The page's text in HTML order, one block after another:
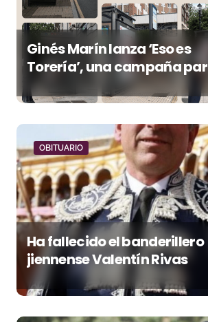
Ginés Marín lanza ‘Eso es
Torería’, una campaña
reivindicar los valores del
toreo más allá del ruedo
OBITUARIO
Ha fallecido el banderillero
jiennense Valentín Rivas